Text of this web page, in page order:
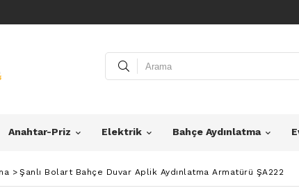
Anahtar-Priz Elektrik Bahçe Aydınlatma
> Şanlı Bolart Bahçe Duvar Aplik Aydınlatma Armatürü ŞA222